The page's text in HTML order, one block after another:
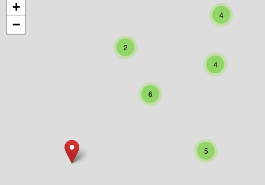
Burgenland
Niederösterreich
4
2
4
5
6
+
−